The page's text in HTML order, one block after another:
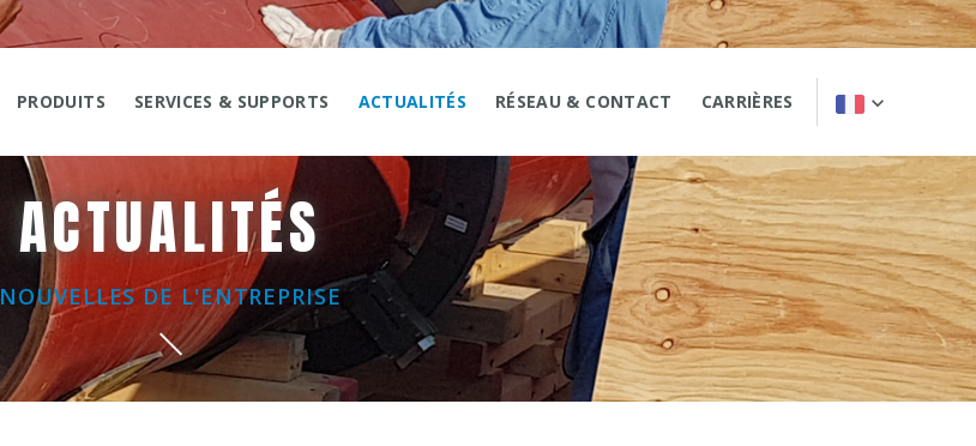
PRODUITS SERVICES & SUPPORTS ACTUALITÉS RÉSEAU & CONTACT CARRIÈRES
ACTUALITÉS
NOUVELLES DE L'ENTREPRISE